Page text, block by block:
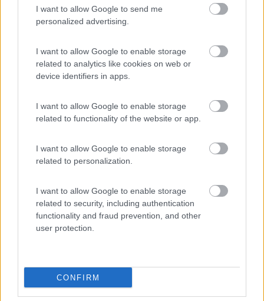
I want to allow Google to send me
personalized advertising.
I want to allow Google to enable storage
related to analytics like cookies on web or
device identifiers in apps.
I want to allow Google to enable storage
related to functionality of the website or app.
I want to allow Google to enable storage
related to personalization.
I want to allow Google to enable storage
related to security, including authentication
functionality and fraud prevention, and other
user protection.
CONFIRM
8.7 Lazy Bee Camping Village - La Pinsa
Quart(AO)
8.5 Sarre (AO)
8.6 Area Camper Revettaz - Cogne
Area di sosta